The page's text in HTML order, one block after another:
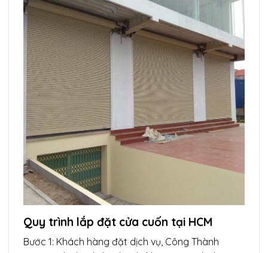
Quy trình lắp đặt cửa cuốn tại HCM
Bước 1: Khách hàng đặt dịch vụ, Công Thành